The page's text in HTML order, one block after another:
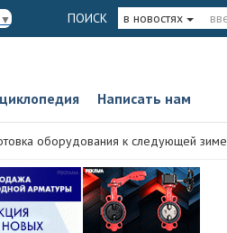
▼ ПОИСК в новостях
Написать нам
оборудования к следующей зиме